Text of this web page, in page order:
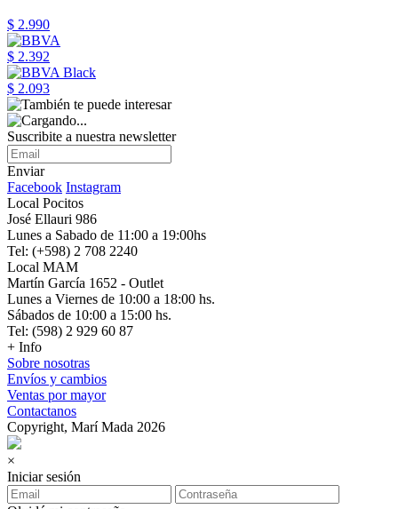
$ 2.990
$ 2.392
$ 2.093
Suscribite a nuestra newsletter
Enviar
Facebook Instagram
Local Pocitos
José Ellauri 986
Lunes a Sabado de 11:00 a 19:00hs
Tel: (+598) 2 708 2240
Local MAM
Martín García 1652 - Outlet
Lunes a Viernes de 10:00 a 18:00 hs.
Sábados de 10:00 a 15:00 hs.
Tel: (598) 2 929 60 87
+ Info
Sobre nosotras
Envíos y cambios
Ventas por mayor
Contactanos
Copyright, Marí Mada 2026
×
Iniciar sesión